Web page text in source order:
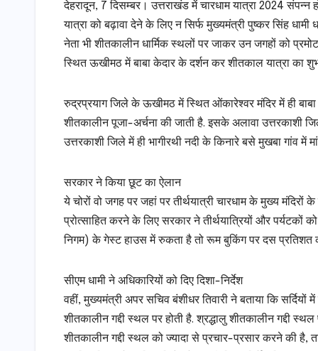
देहरादून, 7 दिसम्बर। उत्तराखंड में चारधाम यात्रा 2024
यात्रा को बढ़ावा देने के लिए न सिर्फ मुख्यमंत्री पुष्कर सिंह
नेता भी शीतकालीन धार्मिक स्थलों पर जाकर उन जगहों को
स्थित ऊखीमठ में बाबा केदार के दर्शन कर शीतकाल यात्रा का
रुद्रप्रयाग जिले के ऊखीमठ में स्थित ओंकारेश्वर मंदिर में ही बाबा
शीतकालीन पूजा-अर्चना की जाती है. इसके अलावा उत्तरकाशी
उत्तरकाशी जिले में ही भागीरथी नदी के किनारे बसे मुखबा गांव में
सरकार ने किया छूट का ऐलान
ये चोरों वो जगह पर जहां पर तीर्थयात्री चारधाम के मुख्य
प्रोत्साहित करने के लिए सरकार ने तीर्थयात्रियों और पर्यटकों
निगम) के गेस्ट हाउस में रुकता है तो रूम बुकिंग पर दस प्रतिशत
सीएम धामी ने अधिकारियों को दिए दिशा-निर्देश
वहीं, मुख्यमंत्री अपर सचिव बंशीधर तिवारी ने बताया कि
शीतकालीन गद्दी स्थल पर होती है. श्रद्धालु शीतकालीन गद्दी
शीतकालीन गद्दी स्थल को ज्यादा से प्रचार-प्रसार करने की है,